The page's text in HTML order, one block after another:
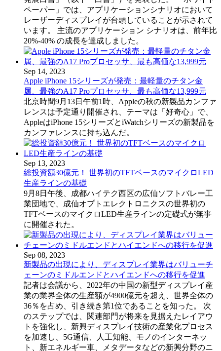
ペーパー」では、アプリケーションシナリオにおいて
レーザーディスプレイが台頭していることが示されて
います。 主流のアプリケーション シナリオは、前年比
20%-40% の成長を達成しました。
Sep 14, 2023
Apple iPhone 15シリーズが発売：最軽量のチタン金
属、最強のA17 Proプロセッサ、最も高価な13,999元
北京時間9月13日午前1時、Appleの秋の新製品カンファ
レンスは予定通り開催され、テーマは「好奇心」で、
AppleはiPhone 15シリーズとiWatchシリーズの新製品を
カンファレンスに持ち込んだ。
Sep 13, 2023
総投資額30億元！ 世界初のTFTベースのマイクロLED
生産ラインの基礎
9月8日午後、成都ハイテク西区の広仙ソフトバレー工
業団地で、成仙オプトエレクトロニクスの世界初の
TFTベースのマイクロLED生産ラインの定礎式が無事
に開催された。
Sep 08, 2023
新製品の出現により、ディスプレイ業界はバリューチ
ェーンのミドルエンドとハイエンドへの移行を促進
記者は会議から、2022年の中国の新型ディスプレイ産
業の業界全体の生産額が4900億元を超え、世界全体の
36％を占め、引き続き第1位であることを知った。 次
のステップでは、関連部門が将来を見据えたレイアウ
トを強化し、新興ディスプレイ技術の産業化プロセス
を加速し、5G通信、人工知能、モノのインターネッ
ト、新エネルギー車、メタデータなどの新興分野のニ